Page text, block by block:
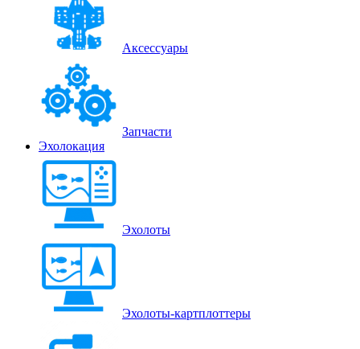
Аксессуары
Запчасти
Эхолокация
Эхолоты
Эхолоты-картплоттеры